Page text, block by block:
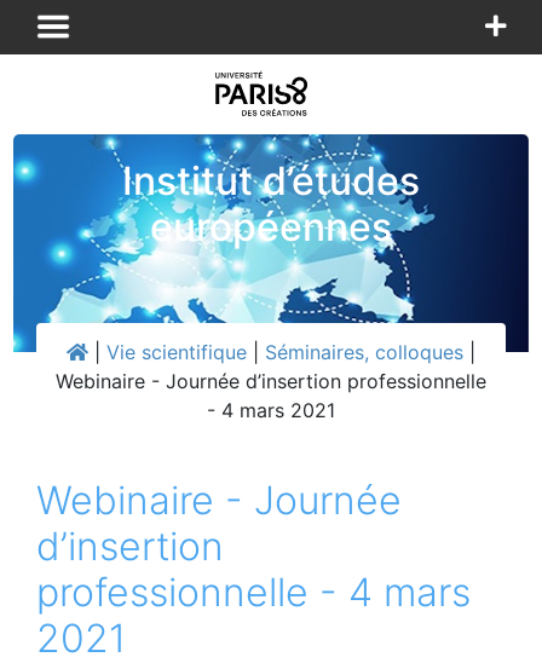
Panneau de gestion des cookies
Institut d’études
européennes
Vie scientifique Séminaires, colloques
Webinaire - Journée d’insertion professionnelle
- 4 mars 2021
Webinaire - Journée
d’insertion
professionnelle - 4 mars
2021